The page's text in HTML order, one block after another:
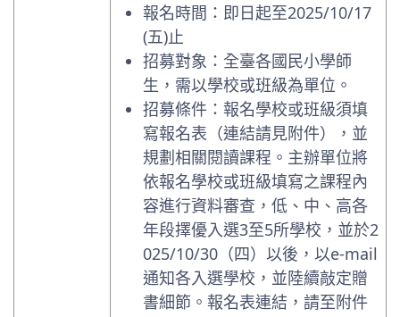
報名時間：即日起至2025/10/17
(五)止
招募對象：全臺各國民小學師
生，需以學校或班級為單位。
招募條件：報名學校或班級須填
寫報名表（連結請見附件），並
規劃相關閱讀課程。主辦單位將
依報名學校或班級填寫之課程內
容進行資料審查，低、中、高各
年段擇優入選3至5所學校，並於2
025/10/30（四）以後，以e-mail
通知各入選學校，並陸續敲定贈
書細節。報名表連結，請至附件